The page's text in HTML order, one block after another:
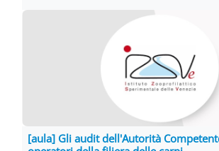
[aula] Gli audit dell'Autorità